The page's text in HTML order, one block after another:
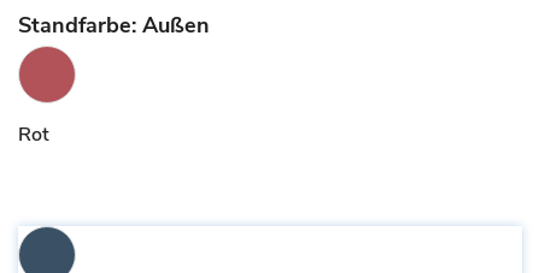
Standfarbe: Außen
Rot